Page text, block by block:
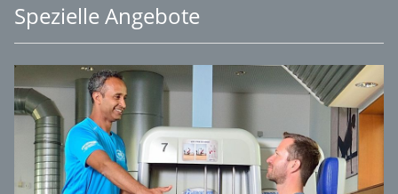
Spezielle Angebote